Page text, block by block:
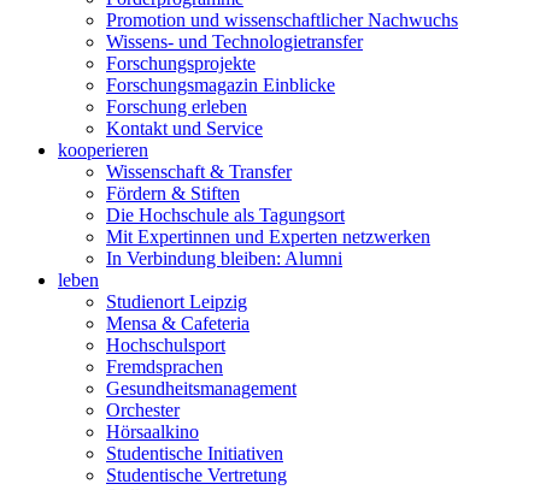
Promotion und wissenschaftlicher Nachwuchs
Wissens- und Technologietransfer
Forschungsprojekte
Forschungsmagazin Einblicke
Forschung erleben
Kontakt und Service
kooperieren
Wissenschaft & Transfer
Fördern & Stiften
Die Hochschule als Tagungsort
Mit Expertinnen und Experten netzwerken
In Verbindung bleiben: Alumni
leben
Studienort Leipzig
Mensa & Cafeteria
Hochschulsport
Fremdsprachen
Gesundheitsmanagement
Orchester
Hörsaalkino
Studentische Initiativen
Studentische Vertretung